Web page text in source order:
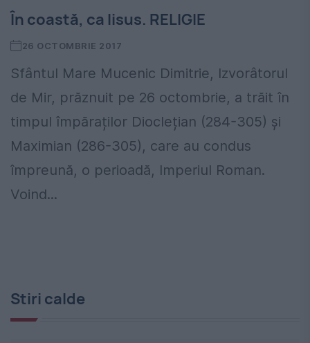
În coastă, ca Iisus. RELIGIE
26 OCTOMBRIE 2017
Sfântul Mare Mucenic Dimitrie, Izvorâtorul
de Mir, prăznuit pe 26 octombrie, a trăit în
timpul împăraților Dioclețian (284-305) și
Maximian (286-305), care au condus
împreună, o perioadă, Imperiul Roman.
Voind...
Stiri calde